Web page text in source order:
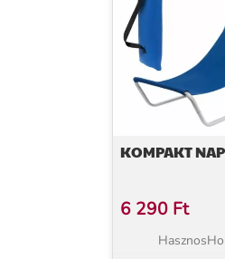
KOMPAKT
6 290 Ft